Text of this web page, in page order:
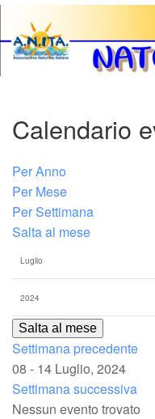
Calendario
Per Anno
Per Mese
Per Settimana
Salta al mese
Salta al mese
Settimana precedente
08 - 14 Luglio, 2024
Settimana successiva
Nessun evento trovato